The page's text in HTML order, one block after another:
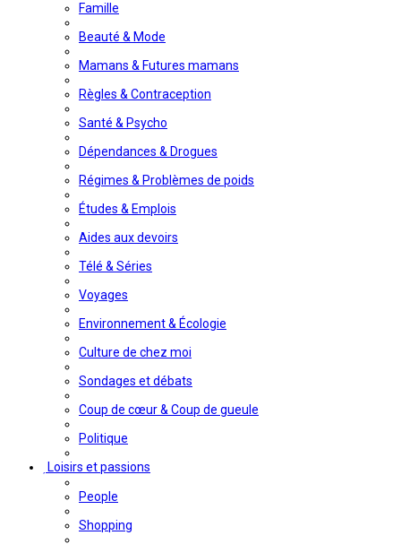
Famille
Beauté & Mode
Mamans & Futures mamans
Règles & Contraception
Santé & Psycho
Dépendances & Drogues
Régimes & Problèmes de poids
Études & Emplois
Aides aux devoirs
Télé & Séries
Voyages
Environnement & Écologie
Culture de chez moi
Sondages et débats
Coup de cœur & Coup de gueule
Politique
Loisirs et passions
People
Shopping